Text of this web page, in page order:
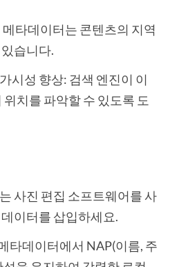
타데이터는 콘텐츠의 지역
습니다.
시성 향상: 검색 엔진이 이
치를 파악할 수 있도록 도
사진 편집 소프트웨어를 사
이터를 삽입하세요.
타데이터에서 NAP(이름, 주